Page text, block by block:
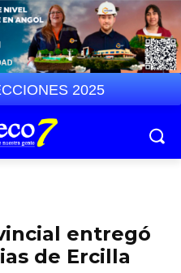
2025
entregó
de Ercilla